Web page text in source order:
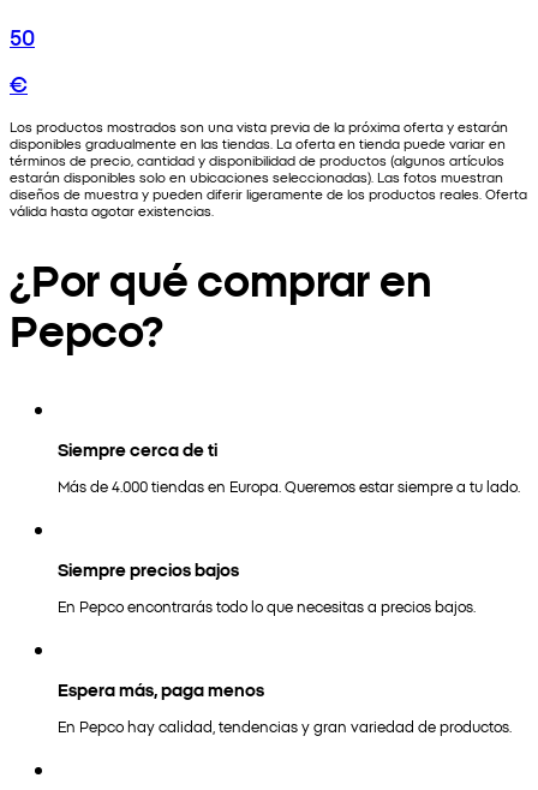
50
€
Los productos mostrados son una vista previa de la próxima oferta y estarán
disponibles gradualmente en las tiendas. La oferta en tienda puede variar en
términos de precio, cantidad y disponibilidad de productos (algunos artículos
estarán disponibles solo en ubicaciones seleccionadas). Las fotos muestran
diseños de muestra y pueden diferir ligeramente de los productos reales. Oferta
válida hasta agotar existencias.
¿Por qué comprar en
Pepco?
Siempre cerca de ti
Más de 4.000 tiendas en Europa. Queremos estar siempre a tu lado.
Siempre precios bajos
En Pepco encontrarás todo lo que necesitas a precios bajos.
Espera más, paga menos
En Pepco hay calidad, tendencias y gran variedad de productos.